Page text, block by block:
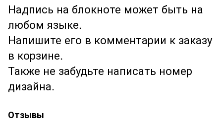
Надпись на блокноте может быть на
любом языке.
Напишите его в комментарии к заказу
в корзине.
Также не забудьте написать номер
дизайна.
Отзывы